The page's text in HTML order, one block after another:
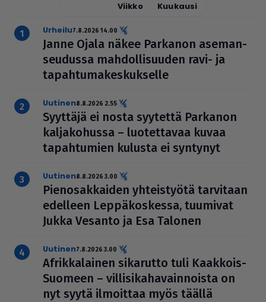
Viikko Kuukausi
urheilu7.8.2026 14.00
Janne Ojala näkee Parkanon ase­man­
seu­dussa mah­dol­li­suu­den ravi- ja
tapah­tu­ma­kes­kuk­selle
uutinen8.8.2026 2.55
Syyttäjä ei nosta syytettä Parkanon
kal­ja­ko­hussa – luo­tet­ta­vaa kuvaa
tapah­tu­mien kulusta ei syntynyt
uutinen8.8.2026 3.00
Pie­no­sak­kai­den yhteis­työtä tarvitaan
edelleen Lep­pä­kos­kessa, tuumivat
Jukka Vesanto ja Esa Talonen
uutinen7.8.2026 3.00
Afrik­ka­lai­nen sikarutto tuli Kaakkois-
Suomeen – vil­li­si­ka­ha­vain­noista on
nyt syytä ilmoittaa myös täällä